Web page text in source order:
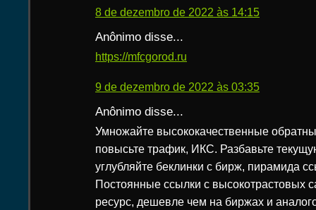
8 de dezembro de 2022 às 14:15
Anônimo disse...
https://mfcgorod.ru
9 de dezembro de 2022 às 03:35
Anônimo disse...
Умножайте высококачественные
повысьте трафик, ИКС. Разбавьте
углубляйте беклинки с бирж, пирамида
Постоянные ссылки с высокотрастовых
ресурс, дешевле чем на биржах и